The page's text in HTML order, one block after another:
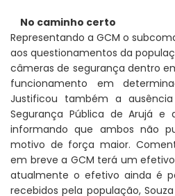
No caminho certo
Representando a GCM o
aos questionamentos da
câmeras de segurança dentro
funcionamento em
Justificou também a
Segurança Pública de Arujá e
informando que ambos não
motivo de força maior.
em breve a GCM terá um
atualmente o efetivo ainda é
recebidos pela população,